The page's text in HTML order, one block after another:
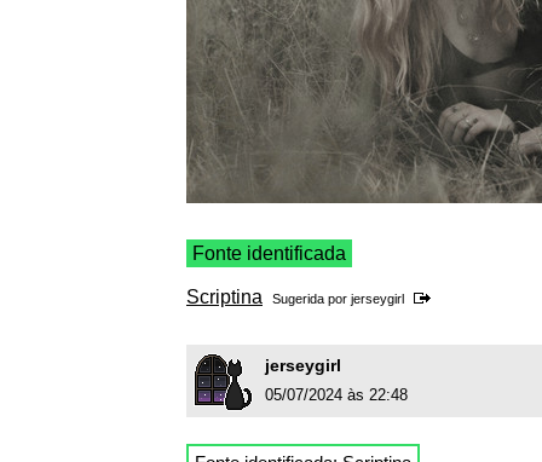
Fonte identificada
Scriptina Sugerida por jerseygirl
jerseygirl
05/07/2024 às 22:48